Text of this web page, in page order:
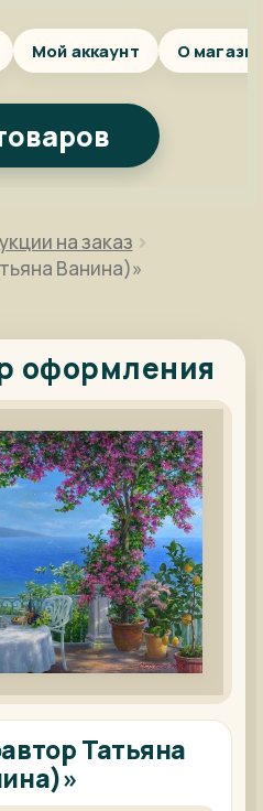
Мой аккаунт О
на заказ
Ванина)»
оформления
Татьяна